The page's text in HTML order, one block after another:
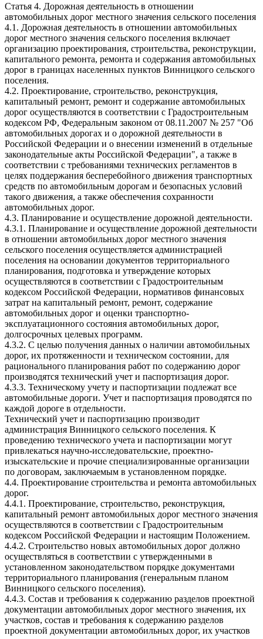
Статья 4. Дорожная деятельность в отношении
автомобильных дорог местного значения сельского поселения
4.1. Дорожная деятельность в отношении автомобильных
дорог местного значения сельского поселения включает
организацию проектирования, строительства, реконструкции,
капитального ремонта, ремонта и содержания автомобильных
дорог в границах населенных пунктов Винницкого сельского
поселения.
4.2. Проектирование, строительство, реконструкция,
капитальный ремонт, ремонт и содержание автомобильных
дорог осуществляются в соответствии с Градостроительным
кодексом РФ, Федеральным законом от 08.11.2007 № 257 "Об
автомобильных дорогах и о дорожной деятельности в
Российской Федерации и о внесении изменений в отдельные
законодательные акты Российской Федерации", а также в
соответствии с требованиями технических регламентов в
целях поддержания бесперебойного движения транспортных
средств по автомобильным дорогам и безопасных условий
такого движения, а также обеспечения сохранности
автомобильных дорог.
4.3. Планирование и осуществление дорожной деятельности.
4.3.1. Планирование и осуществление дорожной деятельности
в отношении автомобильных дорог местного значения
сельского поселения осуществляется администрацией
поселения на основании документов территориального
планирования, подготовка и утверждение которых
осуществляются в соответствии с Градостроительным
кодексом Российской Федерации, нормативов финансовых
затрат на капитальный ремонт, ремонт, содержание
автомобильных дорог и оценки транспортно-
эксплуатационного состояния автомобильных дорог,
долгосрочных целевых программ.
4.3.2. С целью получения данных о наличии автомобильных
дорог, их протяженности и техническом состоянии, для
рационального планирования работ по содержанию дорог
производятся технический учет и паспортизация дорог.
4.3.3. Техническому учету и паспортизации подлежат все
автомобильные дороги. Учет и паспортизация проводятся по
каждой дороге в отдельности.
Технический учет и паспортизацию производит
администрация Винницкого сельского поселения. К
проведению технического учета и паспортизации могут
привлекаться научно-исследовательские, проектно-
изыскательские и прочие специализированные организации
по договорам, заключаемым в установленном порядке.
4.4. Проектирование строительства и ремонта автомобильных
дорог.
4.4.1. Проектирование, строительство, реконструкция,
капитальный ремонт автомобильных дорог местного значения
осуществляются в соответствии с Градостроительным
кодексом Российской Федерации и настоящим Положением.
4.4.2. Строительство новых автомобильных дорог должно
осуществляться в соответствии с утвержденными в
установленном законодательством порядке документами
территориального планирования (генеральным планом
Винницкого сельского поселения).
4.4.3. Состав и требования к содержанию разделов проектной
документации автомобильных дорог местного значения, их
участков, состав и требования к содержанию разделов
проектной документации автомобильных дорог, их участков